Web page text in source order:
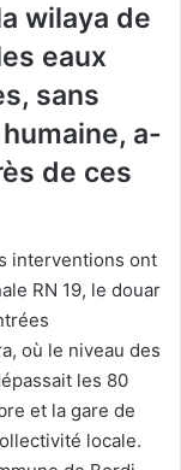
wilaya de
eaux
sans
a-
de ces
interventions ont
RN 19, le douar
où le niveau des
les 80
et la gare de
locale.